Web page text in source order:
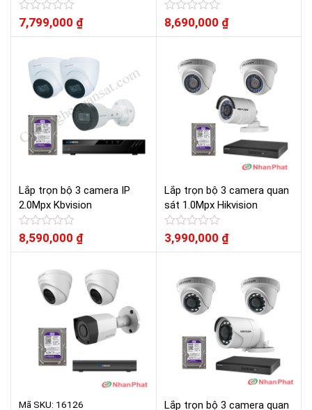
Được
xếp
sao
7,799,000 ₫
Được
xếp
8,690,000 ₫
Lắp trọn bộ 3 camera IP
2.0Mpx Kbvision
Được
xếp
8,590,000 ₫
Lắp trọn bộ 3 camera quan
sát 1.0Mpx Hikvision
Được
xếp
sao
3,990,000 ₫
Mã SKU: 16126
Lắp trọn bộ 3 camera quan